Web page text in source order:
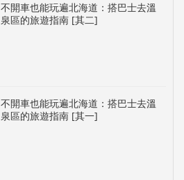
不開車也能玩遍北海道：搭巴士去溫
泉區的旅遊指南 [其二]
不開車也能玩遍北海道：搭巴士去溫
泉區的旅遊指南 [其一]